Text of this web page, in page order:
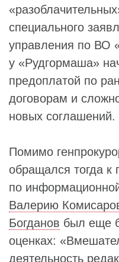
специального
управления по ВО
у «Рудгормаша»
предоплатой по
договорам и
новых соглашений.
Помимо
обращался тогда к
по
Валерию
Богданов был еще
оценках:
деятельность